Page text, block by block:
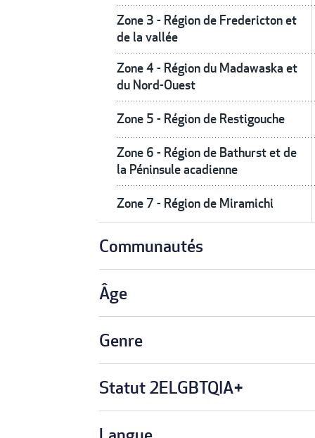
Zone 3 - Région de Fredericton et
de la vallée
Zone 4 - Région du Madawaska et
du Nord-Ouest
Zone 5 - Région de Restigouche
Zone 6 - Région de Bathurst et de
la Péninsule acadienne
Zone 7 - Région de Miramichi
Communautés
Âge
Genre
Statut 2ELGBTQIA+